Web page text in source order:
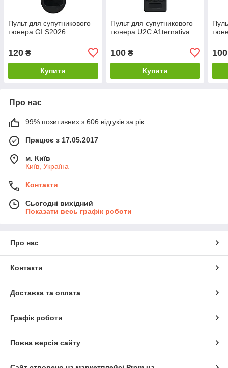
Пульт для супутникового
тюнера GI S2026
120 ₴
Купити
Пульт для супутникового
тюнера U2C A1ternativa
100₴
Купити
100
Про нас
99% позитивних з 606 відгуків за рік
Працює з 17.05.2017
м. Київ
Київ, Україна
Контакти
Сьогодні вихідний
Показати весь графік роботи
Про нас
Контакти
Доставка та оплата
Графік роботи
Повна версія сайту